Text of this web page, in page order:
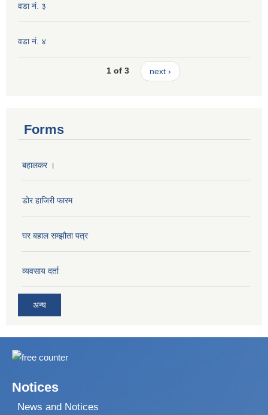
वडा नं. ३
वडा नं. ४
1 of 3 next ›
Forms
बहालकर ।
डोर हाजिरी फारम
घर बहाल सम्झौता पत्र
व्यवसाय दर्ता
अन्य
Notices
News and Notices